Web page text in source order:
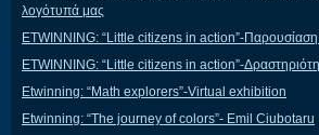
λογότυπά μας
ETWINNING: “Little citizens in action”-Παρουσίαση
ETWINNING: “Little citizens in action”-
Etwinning: “Math explorers”-Virtual exhibition
Etwinning: “The journey of colors”- Emil Ciubotaru